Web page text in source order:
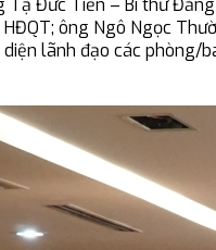
HĐQT; ông Ngô Ngọc
diện lãnh đạo các phòng/